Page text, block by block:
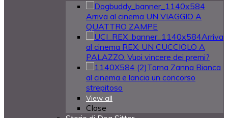
Arriva al cinema UN VIAGGIO A
QUATTRO ZAMPE
Arriva
al cinema REX: UN CUCCIOLO A
PALAZZO. Vuoi vincere dei premi?
Torna Zanna Bianca
al cinema e lancia un concorso
strepitoso
View all
Close